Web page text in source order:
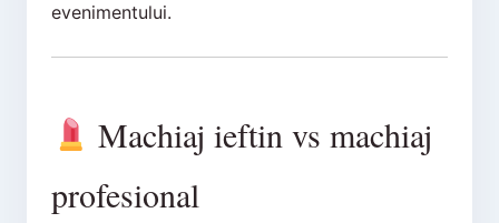
evenimentului.
Machiaj ieftin vs machiaj
profesional